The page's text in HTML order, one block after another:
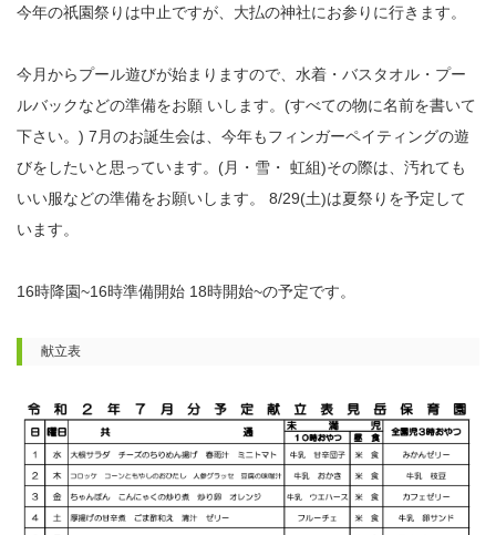
今年の祇園祭りは中止ですが、大払の神社にお参りに行きます。
今月からプール遊びが始まりますので、水着・バスタオル・プー
ルバックなどの準備をお願 いします。(すべての物に名前を書いて
下さい。) 7月のお誕生会は、今年もフィンガーペイティングの遊
びをしたいと思っています。(月・雪・ 虹組)その際は、汚れても
いい服などの準備をお願いします。 8/29(土)は夏祭りを予定して
います。
16時降園~16時準備開始 18時開始~の予定です。
献立表